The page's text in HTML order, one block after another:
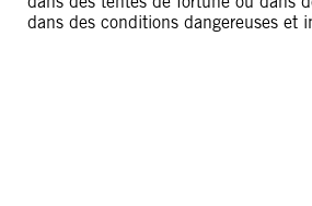
dans des conditions dangereuses et